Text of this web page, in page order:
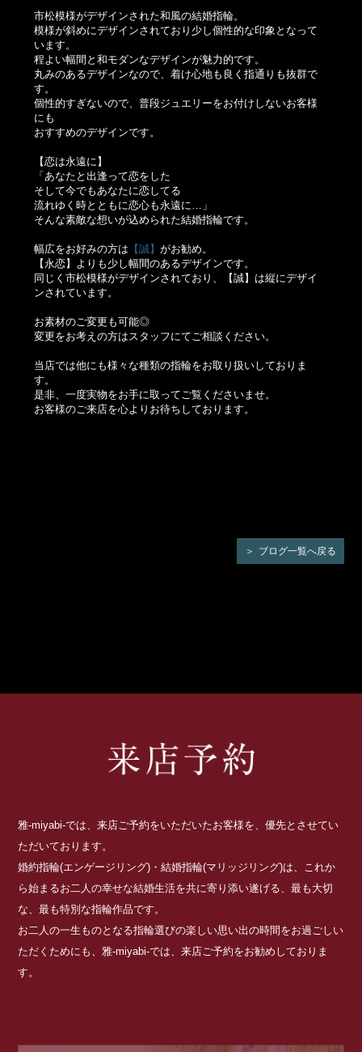
市松模様がデザインされた和風の結婚指輪。
模様が斜めにデザインされており少し個性的な印象となって
います。
程よい幅間と和モダンなデザインが魅力的です。
丸みのあるデザインなので、着け心地も良く指通りも抜群で
す。
個性的すぎないので、普段ジュエリーをお付けしないお客様
にも
おすすめのデザインです。
【恋は永遠に】
「あなたと出逢って恋をした
そして今でもあなたに恋してる
流れゆく時とともに恋心も永遠に…」
そんな素敵な想いが込められた結婚指輪です。
幅広をお好みの方は 【誠】がお勧め。
【永恋】よりも少し幅間のあるデザインです。
同じく市松模様がデザインされており、【誠】は縦にデザイ
ンされています。
お素材のご変更も可能◎
変更をお考えの方はスタッフにてご相談ください。
当店では他にも様々な種類の指輪をお取り扱いしておりま
す。
是非、一度実物をお手に取ってご覧くださいませ。
お客様のご来店を心よりお待ちしております。
ブログ一覧へ戻る
雅-miyabi-では、来店ご予約をいただいたお客様を、優先とさせてい
ただいております。
婚約指輪(エンゲージリング)・結婚指輪(マリッジリング)は、これか
ら始まるお二人の幸せな結婚生活を共に寄り添い遂げる、最も大切
な、最も特別な指輪作品です。
お二人の一生ものとなる指輪選びの楽しい思い出の時間をお過ごしい
ただくためにも、雅-miyabi-では、来店ご予約をお勧めしておりま
す。